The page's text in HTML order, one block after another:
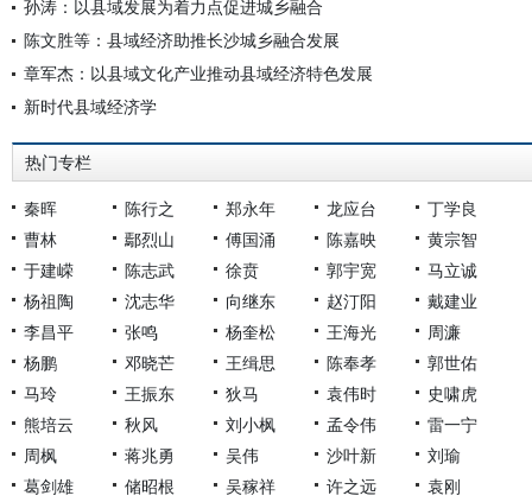
孙涛：以县域发展为着力点促进城乡融合
陈文胜等：县域经济助推长沙城乡融合发展
章军杰：以县域文化产业推动县域经济特色发展
新时代县域经济学
热门专栏
秦晖 陈行之 郑永年 龙应台
丁学良
曹林
鄢烈山 傅国涌 陈嘉映
黄宗智
于建嵘
陈志武 徐贲 郭宇宽
马立诚
杨祖陶
沈志华 向继东 赵汀阳
戴建业
李昌平
张鸣 杨奎松 王海光
周濂
杨鹏
邓晓芒 王缉思 陈奉孝
郭世佑
马玲
王振东 狄马 袁伟时
史啸虎
熊培云
秋风 刘小枫 孟令伟
雷一宁
周枫
蒋兆勇 吴伟 沙叶新
刘瑜
葛剑雄
储昭根 吴稼祥 许之远 袁刚